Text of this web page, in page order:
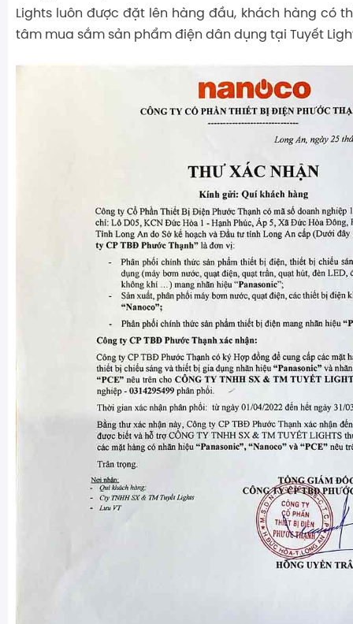
Lights luôn được đặt lên hàng đầu, khách hàng có
tâm mua sắm sản phẩm điện dân dụng tại Tuyết